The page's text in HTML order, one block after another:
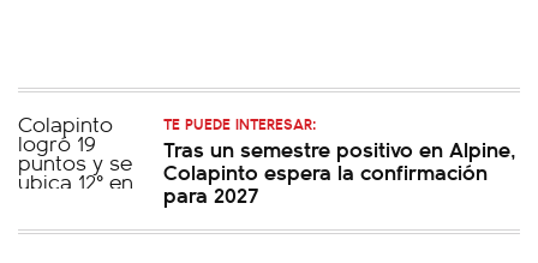
TE PUEDE INTERESAR:
Tras un semestre positivo en Alpine,
Colapinto espera la confirmación
para 2027